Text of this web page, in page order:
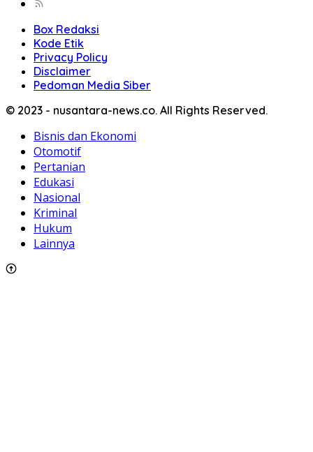
Box Redaksi
Kode Etik
Privacy Policy
Disclaimer
Pedoman Media Siber
© 2023 - nusantara-news.co. All Rights Reserved.
Bisnis dan Ekonomi
Otomotif
Pertanian
Edukasi
Nasional
Kriminal
Hukum
Lainnya